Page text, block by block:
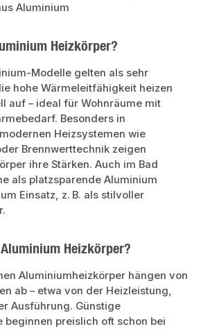
Aluminium
Heizkörper?
Modelle gelten als sehr
hohe Wärmeleitfähigkeit heizen
auf – ideal für Wohnräume mit
Besonders in
Heizsystemen wie
Brennwerttechnik zeigen
ihre Stärken. Auch im Bad
als platzsparende Aluminium
Einsatz, z. B. als stilvoller
Heizkörper?
Aluminiumheizkörper hängen von
ab – etwa von der Heizleistung,
Ausführung. Günstige
beginnen preislich oft schon bei